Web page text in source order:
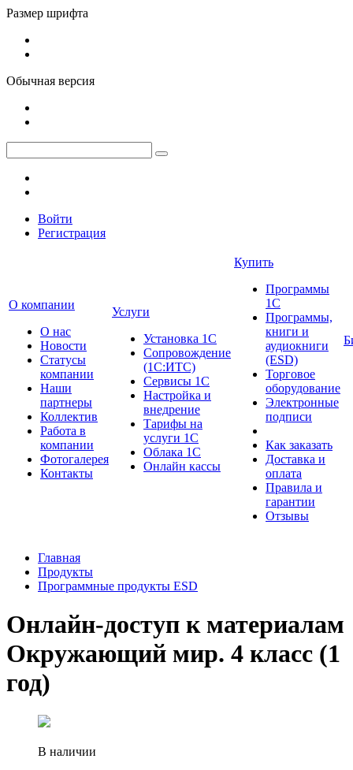
Размер шрифта
Обычная версия
Войти
Регистрация
О компании
О нас
Новости
Cтатусы
компании
Наши
партнеры
Коллектив
Работа в
компании
Фотогалерея
Контакты
Услуги
Установка 1С
Сопровождение
(1С:ИТС)
Сервисы 1С
Настройка и
внедрение
Тарифы на
услуги 1С
Облака 1С
Онлайн кассы
Купить
Программы
1С
Программы,
книги и
аудиокниги
(ESD)
Торговое
оборудование
Электронные
подписи
Как заказать
Доставка и
оплата
Правила и
гарантии
Отзывы
Главная
Продукты
Программные продукты ESD
Онлайн-доступ к материалам
Окружающий мир. 4 класс (1
год)
В наличии